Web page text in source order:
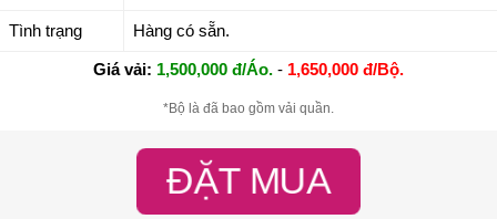
Tình trạng Hàng có sẵn.
Giá vải: 1,500,000 đ/Áo. - 1,650,000 đ/Bộ.
*Bộ là đã bao gồm vải quần.
ĐẶT MUA